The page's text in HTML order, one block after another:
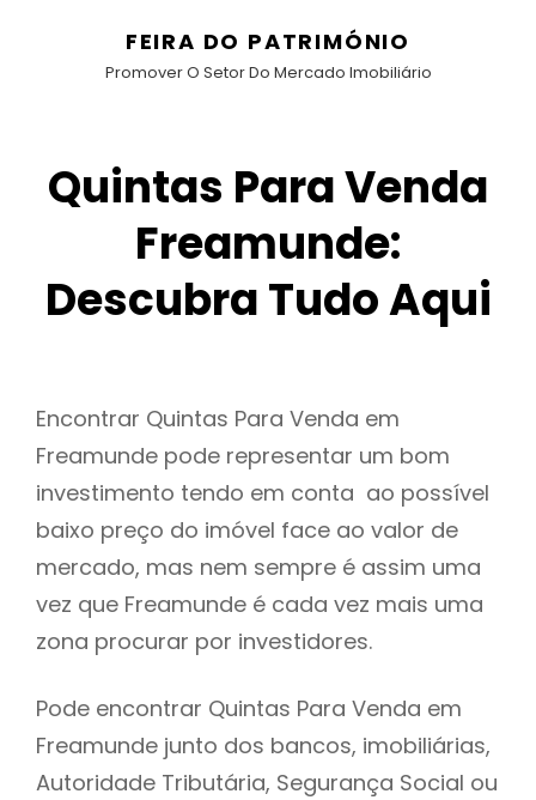
FEIRA DO PATRIMÓNIO
Promover O Setor Do Mercado Imobiliário
Quintas Para Venda
Freamunde:
Descubra Tudo Aqui
Encontrar Quintas Para Venda em
Freamunde pode representar um bom
investimento tendo em conta ao possível
baixo preço do imóvel face ao valor de
mercado, mas nem sempre é assim uma
vez que Freamunde é cada vez mais uma
zona procurar por investidores.
Pode encontrar Quintas Para Venda em
Freamunde junto dos bancos, imobiliárias,
Autoridade Tributária, Segurança Social ou